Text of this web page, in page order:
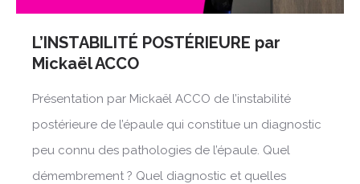
L’INSTABILITÉ POSTÉRIEURE par
Mickaël ACCO
Présentation par Mickaël ACCO de l’instabilité
postérieure de l’épaule qui constitue un diagnostic
peu connu des pathologies de l’épaule. Quel
démembrement ? Quel diagnostic et quelles